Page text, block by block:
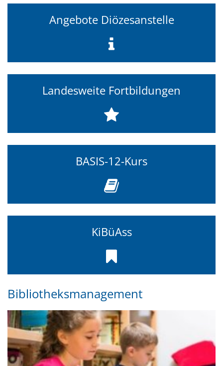
Angebote Diözesanstelle
Landesweite Fortbildungen
BASIS-12-Kurs
KiBüAss
Bibliotheksmanagement